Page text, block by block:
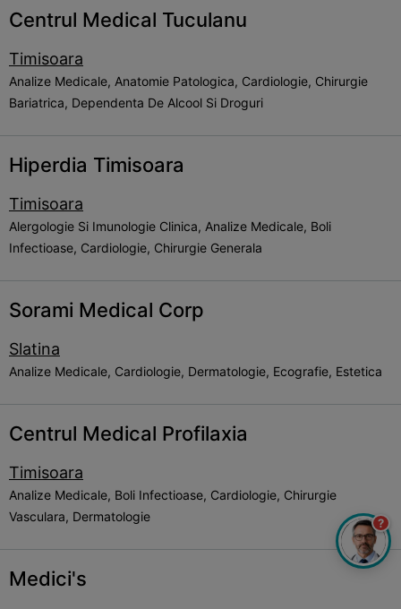
Centrul Medical Tuculanu
Timisoara
Analize Medicale, Anatomie Patologica, Cardiologie, Chirurgie
Bariatrica, Dependenta De Alcool Si Droguri
Hiperdia Timisoara
Timisoara
Alergologie Si Imunologie Clinica, Analize Medicale, Boli
Infectioase, Cardiologie, Chirurgie Generala
Sorami Medical Corp
Slatina
Analize Medicale, Cardiologie, Dermatologie, Ecografie, Estetica
Centrul Medical Profilaxia
Timisoara
Analize Medicale, Boli Infectioase, Cardiologie, Chirurgie
Vasculara, Dermatologie
Medici's
?